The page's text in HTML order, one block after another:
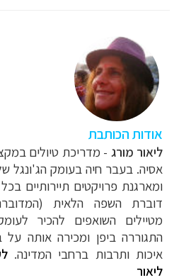
אודות הכותבת
ליאור מורג - מדריכת טיולים
אסיה. בעבר חיה בעומק הג'ונגל
ומארגנת פרויקטים תיירותיים
דוברת השפה הלאית
מטיילים השואפים להכיר
התגוררה ביפן ומכירה אותה על
איכות ותרבות ברחבי המדינה.
ליאור